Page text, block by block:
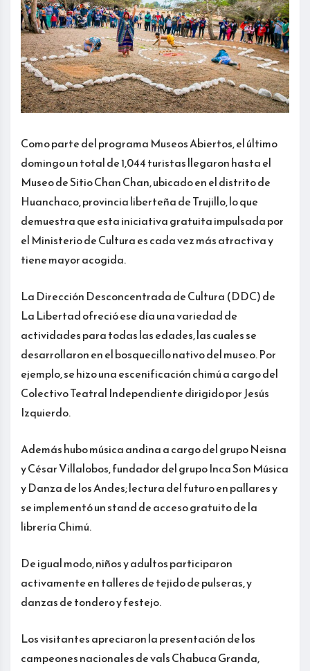
Como parte del programa Museos Abiertos, el último
domingo un total de 1,044 turistas llegaron hasta el
Museo de Sitio Chan Chan, ubicado en el distrito de
Huanchaco, provincia liberteña de Trujillo, lo que
demuestra que esta iniciativa gratuita impulsada por
el Ministerio de Cultura es cada vez más atractiva y
tiene mayor acogida.
La Dirección Desconcentrada de Cultura (DDC) de
La Libertad ofreció ese día una variedad de
actividades para todas las edades, las cuales se
desarrollaron en el bosquecillo nativo del museo. Por
ejemplo, se hizo una escenificación chimú a cargo del
Colectivo Teatral Independiente dirigido por Jesús
Izquierdo.
Además hubo música andina a cargo del grupo Neisna
y César Villalobos, fundador del grupo Inca Son Música
y Danza de los Andes; lectura del futuro en pallares y
se implementó un stand de acceso gratuito de la
librería Chimú.
De igual modo, niños y adultos participaron
activamente en talleres de tejido de pulseras, y
danzas de tondero y festejo.
Los visitantes apreciaron la presentación de los
campeones nacionales de vals Chabuca Granda,